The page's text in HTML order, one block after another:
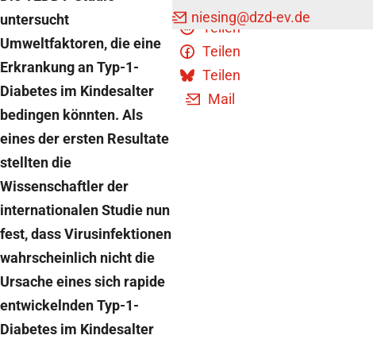
untersucht
Umweltfaktoren, die eine
Erkrankung an Typ-1-
Diabetes im Kindesalter
bedingen könnten. Als
eines der ersten Resultate
stellten die
Wissenschaftler der
internationalen Studie nun
fest, dass Virusinfektionen
wahrscheinlich nicht die
Ursache eines sich rapide
entwickelnden Typ-1-
Diabetes im Kindesalter
Teilen
Teilen
Teilen
Mail
niesing@dzd-ev.de